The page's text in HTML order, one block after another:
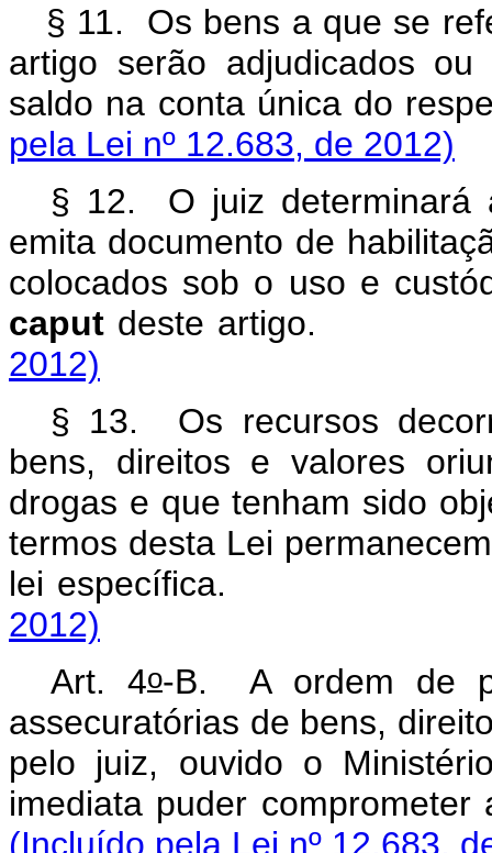
§ 11. Os bens a que se
artigo serão adjudicados
saldo na conta única do
pela Lei nº 12.683, de 2012)
§ 12. O juiz determinará
emita documento de
colocados sob o uso e
caput deste
2012)
§ 13. Os recursos
bens, direitos e valores
drogas e que tenham sido
termos desta Lei
lei
2012)
Art. 4o-B. A ordem de
assecuratórias de bens,
pelo juiz, ouvido o
imediata puder
(Incluído pela Lei nº 12.683,